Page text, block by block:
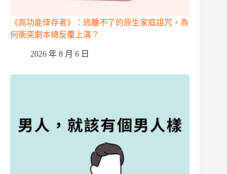
《高功能倖存者》：逃離不了的原生家庭詛咒，為
何衝突劇本總反覆上演？
2026 年 8 月 6 日